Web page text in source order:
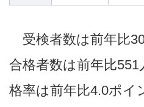
受検者数は前年比30
合格者数は前年比551
格率は前年比4.0ポイ